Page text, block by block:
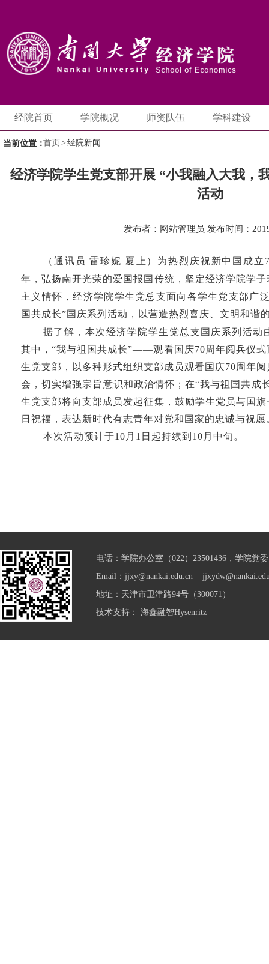
经院首页 学院概况 师资队伍 学科建设
当前位置：首页 > 经院新闻
经济学院学生党支部开展 “小我融入大我，
活动
发布者：网站管理员 发布时间：
（通讯员 雷珍妮 夏上） 为热烈庆祝新中国成立
年，弘扬南开光荣的爱国报国传统，坚定经济学院学
主义情怀，经济学院学生党总支面向各学生党支部广
国共成长”国庆系列活动，以营造热烈喜庆、文明和谐
据了解，本次经济学院学生党总支国庆系列活动
其中，“我与祖国共成长”——观看国庆70周年阅兵仪
生党支部，以多种形式组织支部成员观看国庆70周年
会，切实增强宗旨意识和政治情怀；在“我与祖国共
生党支部将向支部成员发起征集，鼓励学生党员与国
日祝福，表达新时代有志青年对党和国家的忠诚与祝愿
本次活动预计于10 月 1 日起持续到 10 月中旬。
电话：学院办公室（022）23501436，学院党
Email：jjxy@nankai.edu.cn
地址：天津市卫津路94号（300071）
技术支持： 海鑫融智Hysenritz